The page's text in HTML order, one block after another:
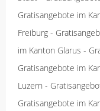
Gratisangebote im
Freiburg -
im Kanton Glarus -
Gratisangebote im
Luzern -
Gratisangebote im